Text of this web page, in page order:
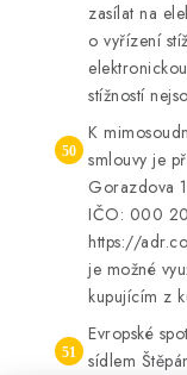
zasílat na
o vyřízení
stížností
K
smlouvy je
Gorazdova
IČO: 000
https://
je možné
kupujícím z
Evropské
sídlem